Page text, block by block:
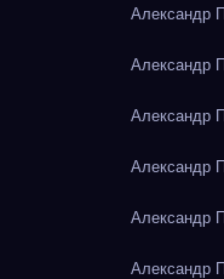
Александр
Александр
Александр
Александр
Александр
Александр